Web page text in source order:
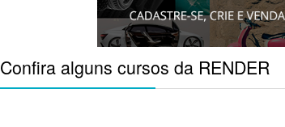
Confira alguns cursos da RENDER